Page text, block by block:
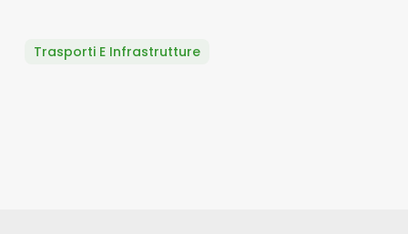
Trasporti E Infrastrutture